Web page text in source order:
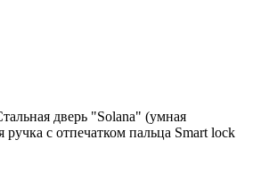
дверь "Solana" (умная
ручка с отпечатком пальца Smart lock